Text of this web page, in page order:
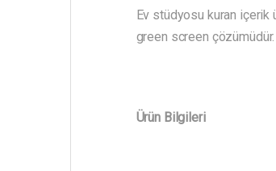
Ev stüdyosu kuran içerik
green screen çözümüdür.
Ürün Bilgileri